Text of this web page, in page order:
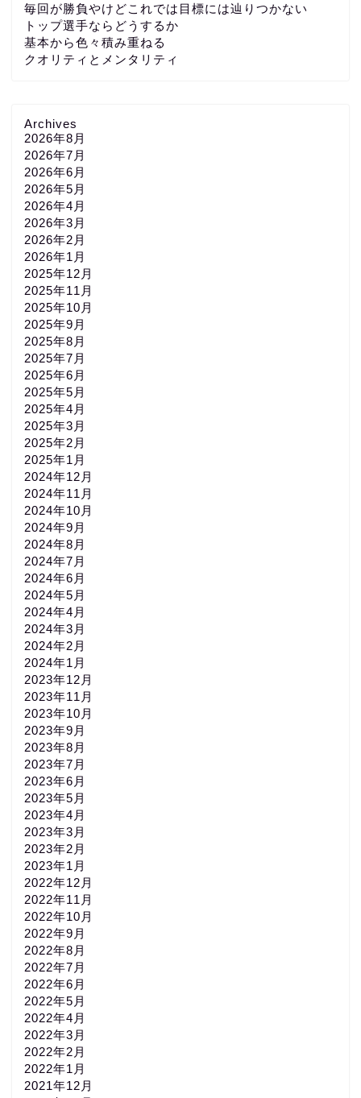
毎回が勝負やけどこれでは目標には辿りつかない
トップ選手ならどうするか
基本から色々積み重ねる
クオリティとメンタリティ
Archives
2026年8月
2026年7月
2026年6月
2026年5月
2026年4月
2026年3月
2026年2月
2026年1月
2025年12月
2025年11月
2025年10月
2025年9月
2025年8月
2025年7月
2025年6月
2025年5月
2025年4月
2025年3月
2025年2月
2025年1月
2024年12月
2024年11月
2024年10月
2024年9月
2024年8月
2024年7月
2024年6月
2024年5月
2024年4月
2024年3月
2024年2月
2024年1月
2023年12月
2023年11月
2023年10月
2023年9月
2023年8月
2023年7月
2023年6月
2023年5月
2023年4月
2023年3月
2023年2月
2023年1月
2022年12月
2022年11月
2022年10月
2022年9月
2022年8月
2022年7月
2022年6月
2022年5月
2022年4月
2022年3月
2022年2月
2022年1月
2021年12月